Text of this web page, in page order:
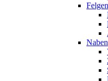
Felgen
Naben